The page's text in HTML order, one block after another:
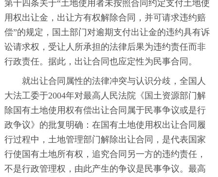
第十四条关于“土地使用者未按照合同约定支付土地使
用权出让金，出让方有权解除合同，并可请求违约赔
偿”的规定，国土部门对逾期支付出让金的违约具有诉
讼请求权，受让人所承担的法律后果为违约责任而非
行政责任。据此，出让合同也应定性为民事合同。
就出让合同属性的法律冲突与认识分歧，全国人
大法工委于2004年对最高人民法院《国土资源部门解
除国有土地使用权有偿出让合同属于民事争议或是行
政争议》的批复明确：在国有土地使用权出让合同履
行过程中，土地管理部门解除出让合同，是代表国家
行使国有土地所有权，追究合同另一方的违约责任，
不是行政管理权，由此产生的争议是民事争议。最高